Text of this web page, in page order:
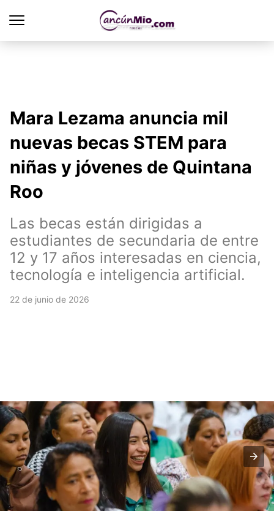
Mara Lezama anuncia mil
nuevas becas STEM para
niñas y jóvenes de Quintana
Roo
Las becas están dirigidas a
estudiantes de secundaria de entre
12 y 17 años interesadas en ciencia,
tecnología e inteligencia artificial.
22 de junio de 2026